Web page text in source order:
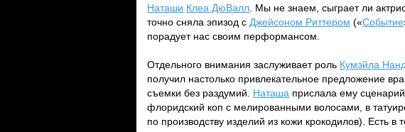
Наташи Клеа ДюВалл . Мы не знаем, сыграет ли
точно сняла эпизод с Джейсоном Риттером («Событие
порадует нас своим перформансом.
Отдельного внимания заслуживает роль Кумэйла
получил настолько привлекательное предложение
съемки без раздумий. Наташа прислала ему
флоридский коп с мелированными волосами, в
по производству изделий из кожи крокодилов). Есть в